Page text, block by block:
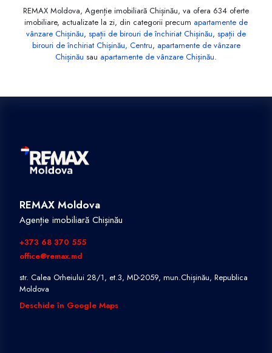
REMAX Moldova, Agenție imobiliară Chișinău, va ofera 634 oferte
imobiliare, actualizate la zi, din categorii precum apartamente de
vânzare Chișinău, spații de birouri de închiriat Chișinău, spații de
birouri de închiriat Chișinău, Centru, apartamente de vânzare
Chișinău sau apartamente de vânzare Chișinău.
REMAX Moldova
Agenție imobiliară Chișinău
+373 68 370 555
office@remax.md
str. Calea Orheiului 28/1, et.3, MD-2059, mun.Chișinău, Republica
Moldova
Deschide în Google Maps